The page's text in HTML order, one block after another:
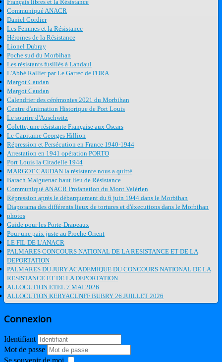
Français libres et la Résistance
Communiqué ANACR
Daniel Cordier
Les Femmes et la Résistance
Héroïnes de la Résistance
Lionel Dubray
Poche sud du Morbihan
Les résistants fusillés à Landaul
L'Abbé Rallier par Le Garrec de l'ORA
Margot Caudan
Margot Caudan
Calendrier des cérémonies 2021 du Morbihan
Centre d'animation Historique de Port Louis
Le sourire d'Auschwitz
Colette, une résistante Française aux Oscars
Le Capitaine Georges Hillion
Répression et Persécution en France 1940-1944
Arrestation en 1941 opération PORTO
Port Louis la Citadelle 1944
MARGOT CAUDAN la résistante nous a quitté
Barach Malguenac haut lieu de Résistance
Communiqué ANACR Profanation du Mont Valérien
Répression après le débarquement du 6 juin 1944 dans le Morbihan
Diaporama des différents lieux de tortures et d'éxecutions dans le Morbihan
photos
Guide pour les Porte-Drapeaux
Pour une paix juste au Proche Orient
LE FIL DE L'ANACR
PALMARES CONCOURS NATIONAL DE LA RESISTANCE ET DE LA
DEPORTATION
PALMARES DU JURY ACADEMIQUE DU CONCOURS NATIONAL DE LA
RESISTANCE ET DE LA DEPORTATION
ALLOCUTION ETEL 7 MAI 2026
ALLOCUTION KERYACUNFF BUBRY 26 JUILLET 2026
Connexion
Identifiant
Mot de passe
Se souvenir de moi